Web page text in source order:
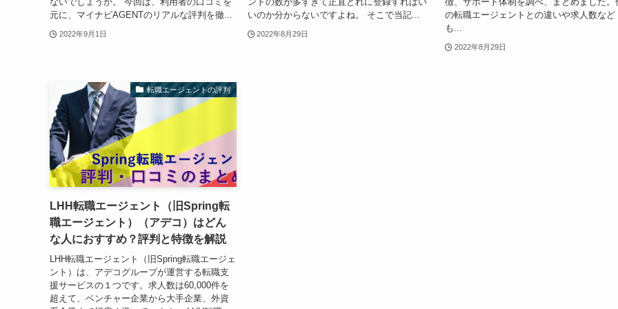
元に、マイナビAGENTのリアルな評判を徹...
2022年9月1日
いのか分からないですよね。 そこで当記...
2022年8月29日
の転職エージェントとの違いや求人数など
も...
2022年8月29日
転職エージェントの評判
LHH転職エージェント（旧Spring転
職エージェント）（アデコ）はどん
な人におすすめ？評判と特徴を解説
LHH転職エージェント（旧Spring転職エージェ
ント）は、アデコグループが運営する転職支
援サービスの１つです。求人数は60,000件を
超えて、ベンチャー企業から大手企業、外資